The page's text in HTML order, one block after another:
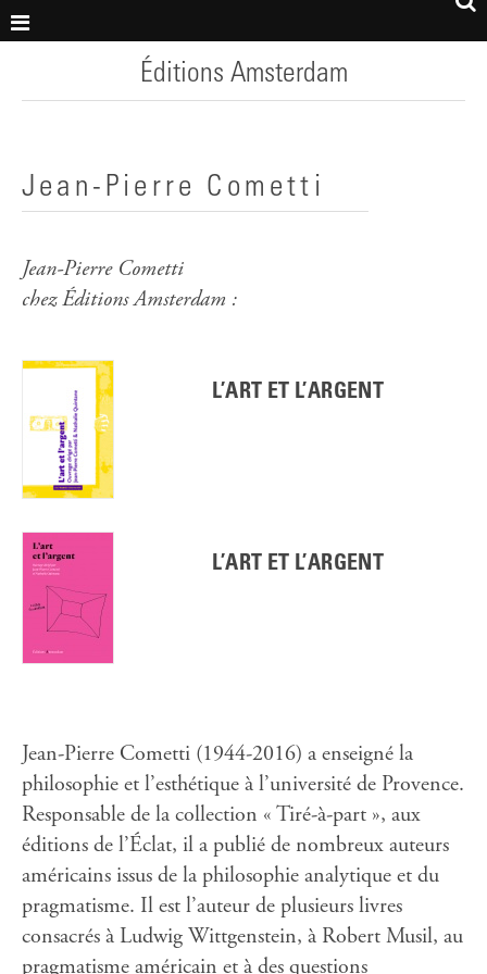
Éditions Amsterdam
Jean-Pierre Cometti
Jean-Pierre Cometti
chez Éditions Amsterdam :
L’ART ET L’ARGENT
L’ART ET L’ARGENT
Jean-Pierre Cometti (1944-2016) a enseigné la
philosophie et l’esthétique à l’université de Provence.
Responsable de la collection « Tiré-à-part », aux
éditions de l’Éclat, il a publié de nombreux auteurs
américains issus de la philosophie analytique et du
pragmatisme. Il est l’auteur de plusieurs livres
consacrés à Ludwig Wittgenstein, à Robert Musil, au
pragmatisme américain et à des questions